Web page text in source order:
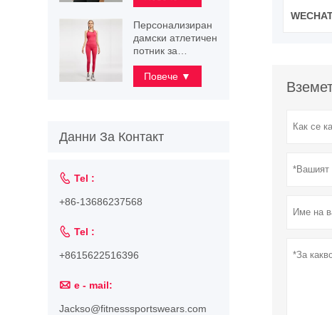
Персонализиран
дамски атлетичен
потник за
тренировка
Повече ▼
Данни За Контакт
 Tel :
+86-13686237568
 Tel :
+8615622516396
 e - mail:
Jackso@fitnesssportswears.com